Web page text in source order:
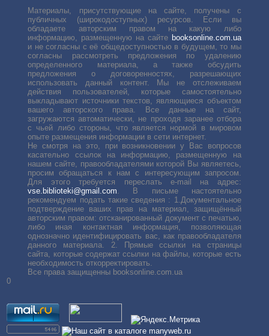
Материалы, присутствующие на сайте, получены с
публичных (широкодоступных) ресурсов. Если вы
обладаете авторским правом на какую либо
информацию, размещенную на сайте booksonline.com.ua
и не согласны с её общедоступностью в будущем, то мы
согласны рассмотреть предложения по удалению
определенного материала, а также обсудить
предложения о договоренностях, разрешающих
использовать данный контент. Мы не отслеживаем
действия пользователей, которые самостоятельно
выкладывают источники текстов, являющиеся объектом
вашего авторского права. Все данные на сайт,
загружаются автоматически, не проходя заранее отбора
с чьей либо стороны, что является нормой в мировом
опыте размещения информации в сети интернет.
Не смотря на это, при возникновении у Вас вопросов
касательно ссылок на информацию, размещенную на
нашем сайте, правообладателями которой Вы являетесь,
просим обращаться к нам с интересующим запросом.
Для этого требуется переслать е-mail на адрес:
vse.biblioteki@gmail.com. В письме настоятельно
рекомендуем подать такие сведения : 1.Документальное
подтверждение ваших прав на материал, защищённый
авторским правом: отсканированный документ с печатью,
либо иная контактная информация, позволяющая
однозначно идентифицировать вас, как правообладателя
данного материала. 2. Прямые ссылки на страницы
сайта, которые содержат ссылки на файлы, которые есть
необходимость откорректировать.
Все права защищенны booksonline.com.ua
0